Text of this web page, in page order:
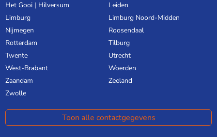
Het Gooi | Hilversum
Leiden
Limburg
Limburg Noord-Midden
Nijmegen
Roosendaal
Rotterdam
Tilburg
Twente
Utrecht
West-Brabant
Woerden
Zaandam
Zeeland
Zwolle
Toon alle contactgegevens